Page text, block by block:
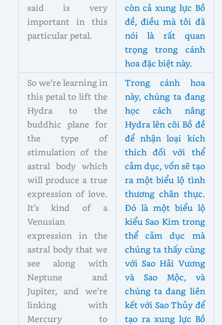
said is very
important in this
particular petal.
còn cả xung lực Bồ
đề, điều mà tôi đã
nói là rất quan
trọng trong cánh
hoa đặc biệt này.
So we’re learning in
this petal to lift the
Hydra to the
buddhic plane for
the type of
stimulation of the
astral body which
will produce a true
expression of love.
It’s kind of a
Venusian
expression in the
astral body that we
see along with
Neptune and
Jupiter, and we’re
linking with
Mercury to
Trong cánh hoa
này, chúng ta đang
học cách nâng
Hydra lên cõi Bồ đề
để nhận loại kích
thích đối với thể
cảm dục, vốn sẽ tạo
ra một biểu lộ tình
thương chân thực.
Đó là một biểu lộ
kiểu Sao Kim trong
thể cảm dục mà
chúng ta thấy cùng
với Sao Hải Vương
và Sao Mộc, và
chúng ta đang liên
kết với Sao Thủy để
tạo ra xung lực Bồ